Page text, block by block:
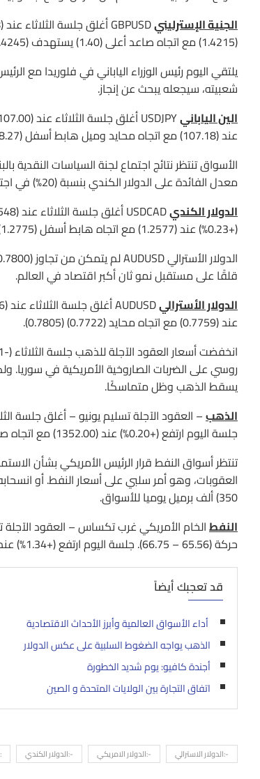
الجنية الإسترليني
(1.4215) مع اتجاه صاعد أعلى (1.40) يستهدف (1.4245) (1.4285).
يلتقي اليوم رئيس الوزراء الياباني في فلوريدا مع
شعبيته، سيجعله يبحث عن إنجاز.
الين الياباني
عند (107.18) مع اتجاه محايد وميل هابط أسفل (108.27).
معدل الفائدة على الدولار الكندي بنسبة (20%) في اجتماع اليوم.
الدولار الكندي
(+0.23%) عند (1.2577) مع اتجاه هابط أسفل (1.2775) يستهدف (1.2525) (1.2480).
قلقًا على مستقبل نمو ثان أكبر اقتصاد في العالم.
الدولار الأسترالي
عند (0.7759) مع اتجاه محايد (0.7722) (0.7805).
روسي على الضربات الصاروخية الأمريكية في سوريا.
يسقط الذهب وظل متماسكًا.
الذهب
جلسة اليوم ارتفع (+0.20%) عند (1352.00) مع اتجاه صاعد أعلى (1309) $ يستهدف (1356) (1363) $/للأوقية.
350) ألف برميل يوميا للأسواق.
النفط
حركة (65.56 – 66.75). جلسة اليوم ارتفع (+1.34%) عند (6741) مع اتجاه محايد أولاً، مع ميل صاعد أعلى (60.0) يستهدف (67.75) (68.05).
قد تعجبك أيضاً
أداء الأسواق العالمية وأبرز الأحداث الاقتصادية
الذهب يواجه الضغوط السلبية على عكس الدولار
أجندة كافيو: يوم شديد الخطورة
اتفاق التجارة بين الولايات المتحدة و الصين
-:الدولار الاسترالي -:الدولار الامريكي -:الدولار الكندي